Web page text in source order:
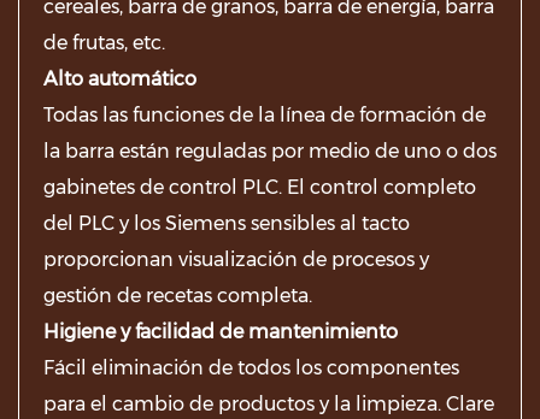
cereales, barra de granos, barra de energía, barra
de frutas, etc.
Alto automático
Todas las funciones de la línea de formación de
la barra están reguladas por medio de uno o dos
gabinetes de control PLC. El control completo
del PLC y los Siemens sensibles al tacto
proporcionan visualización de procesos y
gestión de recetas completa.
Higiene y facilidad de mantenimiento
Fácil eliminación de todos los componentes
para el cambio de productos y la limpieza. Clare